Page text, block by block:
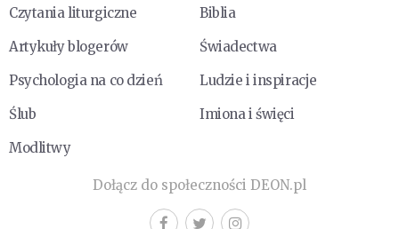
Czytania liturgiczne
Biblia
Artykuły blogerów
Świadectwa
Psychologia na co dzień
Ludzie i inspiracje
Ślub
Imiona i święci
Modlitwy
Dołącz do społeczności DEON.pl